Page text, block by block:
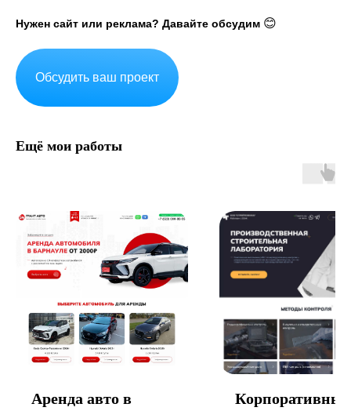
Нужен сайт или реклама? Давайте обсудим 😊
Обсудить ваш проект
Ещё мои работы
Аренда авто в